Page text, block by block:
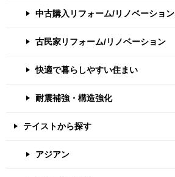
中古購入リフォーム/リノベーション
古民家リフォーム/リノベーション
快適で暮らしやすい住まい
耐震補強・構造強化
テイストから探す
アジアン